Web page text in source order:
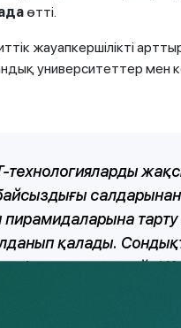
өтті.
жауапкершілікті
университеттер мен
технологияларды
салдарынан
тарту
қалады.
- деп есептейді
директоры А.
арттырудың